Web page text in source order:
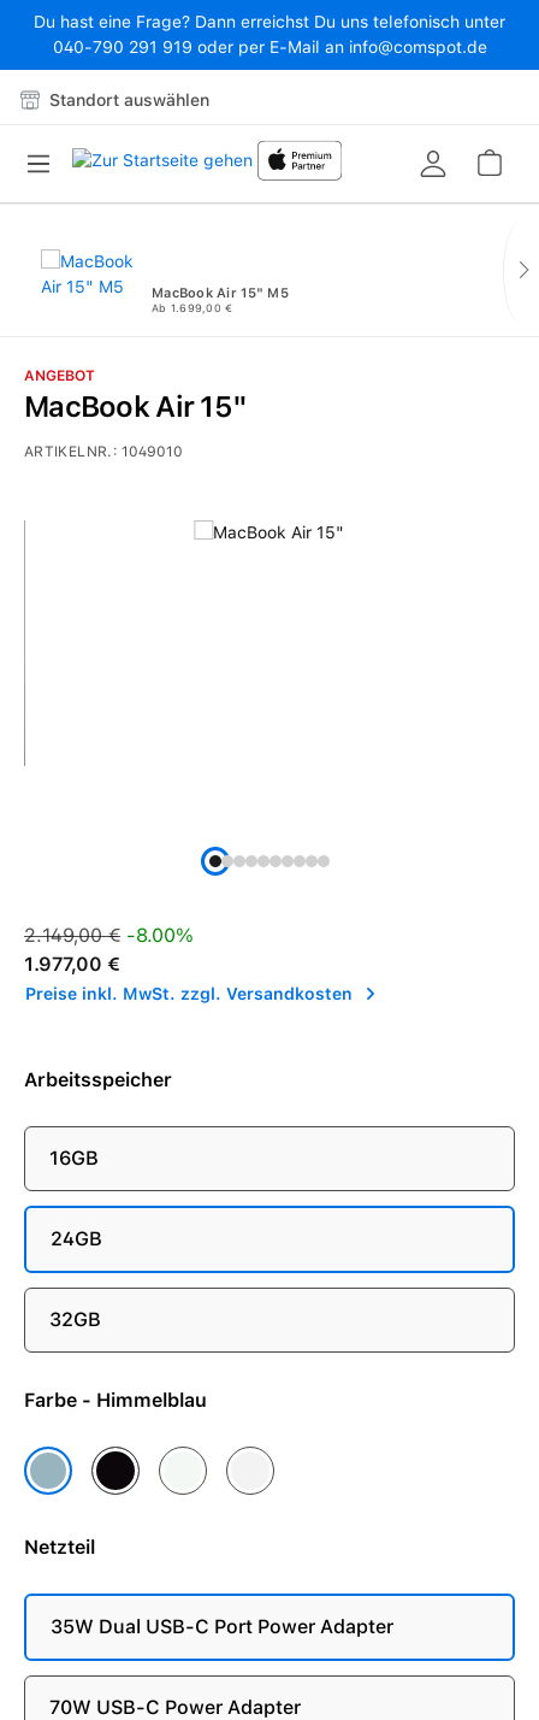
Zum Hauptinhalt springen
Du hast eine Frage? Dann erreichst Du uns telefonisch unter
040-790 291 919 oder per E-Mail an info@comspot.de
Standort auswählen
MacBook Air 15" M5
Ab 1.699,00 €
Bildergalerie überspringen
ANGEBOT
MacBook Air 15"
ARTIKELNR.:1049010
Verkaufspreis:
Regulärer Preis:
2.149,00 € -8.00%
1.977,00 €
Preise inkl. MwSt. zzgl. Versandkosten
Arbeitsspeicher
16GB
24GB
32GB
Farbe - Himmelblau
HimmelblauMitternachtPolarsternSilber
Netzteil
35W Dual USB-C Port Power Adapter
70W USB-C Power Adapter